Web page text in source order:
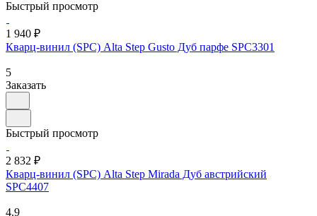
Быстрый просмотр
1 940 ₽
Кварц-винил (SPC) Alta Step Gusto Дуб парфе SPC3301
5
Заказать
Быстрый просмотр
2 832 ₽
Кварц-винил (SPC) Alta Step Mirada Дуб австрийский
SPC4407
4.9